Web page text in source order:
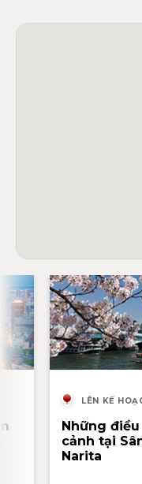
LÊN KẾ
Những
cảnh tại
Narita